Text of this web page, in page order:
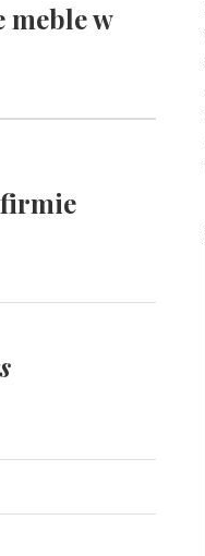
meble w
firmie